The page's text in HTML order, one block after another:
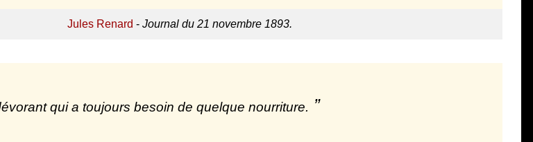
Jules Renard - Journal du 21 novembre 1893.
qui a toujours besoin de quelque nourriture.